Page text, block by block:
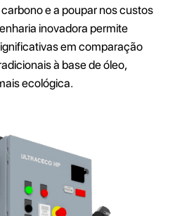
e a poupar nos custos
inovadora permite
em comparação
à base de óleo,
ecológica.